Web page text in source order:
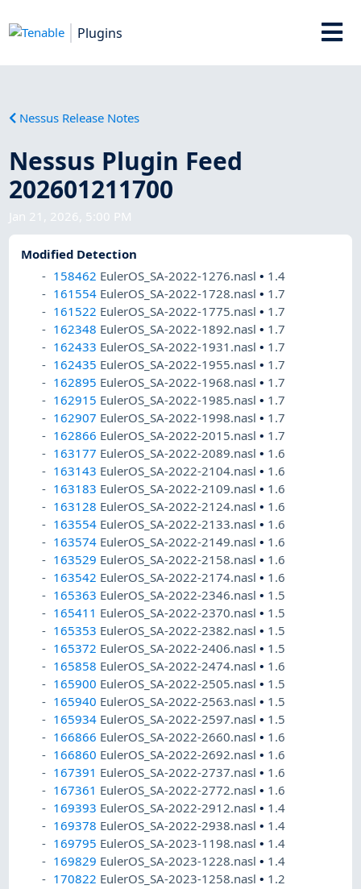
Plugins
Nessus Release Notes
Nessus Plugin Feed
202601211700
Jan 21, 2026, 5:00 PM
Modified Detection
158462 EulerOS_SA-2022-1276.nasl• 1.4
161554 EulerOS_SA-2022-1728.nasl• 1.7
161522 EulerOS_SA-2022-1775.nasl• 1.7
162348 EulerOS_SA-2022-1892.nasl• 1.7
162433 EulerOS_SA-2022-1931.nasl• 1.7
162435 EulerOS_SA-2022-1955.nasl• 1.7
162895 EulerOS_SA-2022-1968.nasl• 1.7
162915 EulerOS_SA-2022-1985.nasl• 1.7
162907 EulerOS_SA-2022-1998.nasl• 1.7
162866 EulerOS_SA-2022-2015.nasl• 1.7
163177 EulerOS_SA-2022-2089.nasl• 1.6
163143 EulerOS_SA-2022-2104.nasl• 1.6
163183 EulerOS_SA-2022-2109.nasl• 1.6
163128 EulerOS_SA-2022-2124.nasl• 1.6
163554 EulerOS_SA-2022-2133.nasl• 1.6
163574 EulerOS_SA-2022-2149.nasl• 1.6
163529 EulerOS_SA-2022-2158.nasl• 1.6
163542 EulerOS_SA-2022-2174.nasl• 1.6
165363 EulerOS_SA-2022-2346.nasl• 1.5
165411 EulerOS_SA-2022-2370.nasl• 1.5
165353 EulerOS_SA-2022-2382.nasl• 1.5
165372 EulerOS_SA-2022-2406.nasl• 1.5
165858 EulerOS_SA-2022-2474.nasl• 1.6
165900 EulerOS_SA-2022-2505.nasl• 1.5
165940 EulerOS_SA-2022-2563.nasl• 1.5
165934 EulerOS_SA-2022-2597.nasl• 1.5
166866 EulerOS_SA-2022-2660.nasl• 1.6
166860 EulerOS_SA-2022-2692.nasl• 1.6
167391 EulerOS_SA-2022-2737.nasl• 1.6
167361 EulerOS_SA-2022-2772.nasl• 1.6
169393 EulerOS_SA-2022-2912.nasl• 1.4
169378 EulerOS_SA-2022-2938.nasl• 1.4
169795 EulerOS_SA-2023-1198.nasl• 1.4
169829 EulerOS_SA-2023-1228.nasl• 1.4
170822 EulerOS_SA-2023-1258.nasl• 1.2